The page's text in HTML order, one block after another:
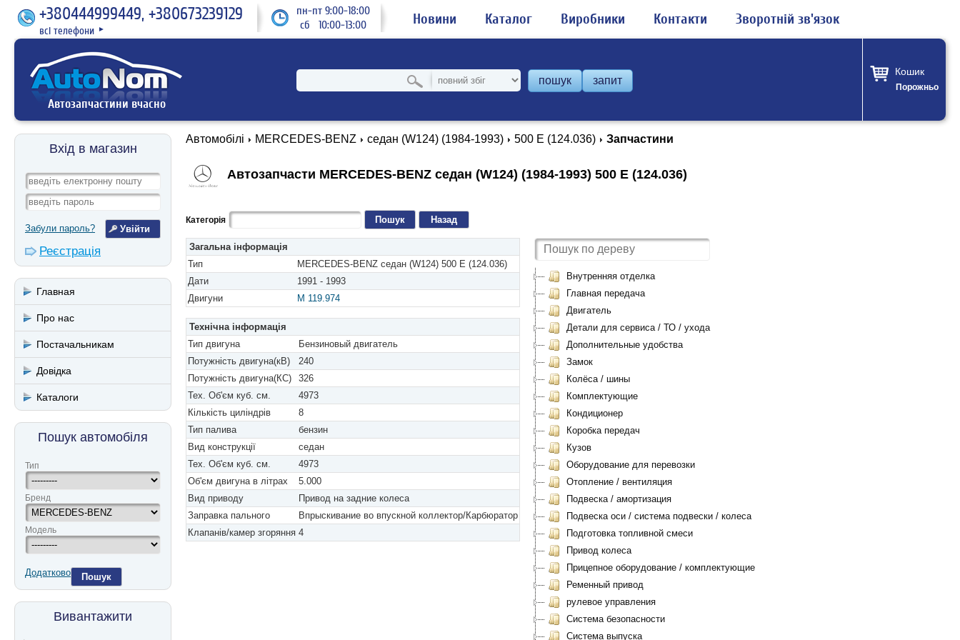
+380444999449, +380673239129
всі телефони ►
пн-пт 9:00-18:00
сб 10:00-13:00
Новини Каталог Виробники Контакти Зворотній зв'язок
Автозапчастини вчасно
пошук запит
Кошик
Порожньо
Вхід в магазин
Забули пароль?
Реєстрація
Главная
Про нас
Постачальникам
Довідка
Каталоги
Пошук автомобіля
Тип
Бренд
Модель
Додатково Пошук
Вивантажити
Автомобілі MERCEDES-BENZ седан (W124) (1984-1993) 500 E (124.036) Запчастини
Автозапчасти MERCEDES-BENZ седан (W124) (1984-1993) 500 E (124.036)
Категорія Назад
Загальна інформація
Тип
MERCEDES-BENZ седан (W124) 500 E (124.036)
Дати
1991 - 1993
Двигуни
M 119.974
Технічна інформація
Тип двигуна
Бензиновый двигатель
Потужність двигуна(кВ)
240
Потужність двигуна(КС)
326
Тех. Об'єм куб. см.
4973
Кількість циліндрів
8
Тип палива
бензин
Вид конструкції
седан
Тех. Об'єм куб. см.
4973
Об'єм двигуна в літрах
5.000
Вид приводу
Привод на задние колеса
Заправка пального
Впрыскивание во впускной коллектор/Карбюратор
Клапанів/камер згоряння 4
Внутренняя отделка
Главная передача
Двигатель
Детали для сервиса / ТО / ухода
Дополнительные удобства
Замок
Колёса / шины
Комплектующие
Кондиционер
Коробка передач
Кузов
Оборудование для перевозки
Отопление / вентиляция
Подвеска / амортизация
Подвеска оси / система подвески / колеса
Подготовка топливной смеси
Привод колеса
Прицепное оборудование / комплектующие
Ременный привод
рулевое управления
Система безопасности
Система выпуска